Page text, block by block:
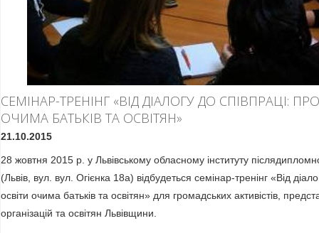
СЕМІНАР-ТРЕНІНГ «ВІД ДІАЛОГУ ДО СПІВПРАЦІ:
ОЧИМА БАТЬКІВ ТА ОСВІТЯН»
21.10.2015
28 жовтня 2015 р. у Львівському обласному інституту
(Львів, вул. вул. Огієнка 18а) відбудеться семінар-тренінг «Від
освіти очима батьків та освітян» для громадських активістів,
організацій та освітян Львівщини.